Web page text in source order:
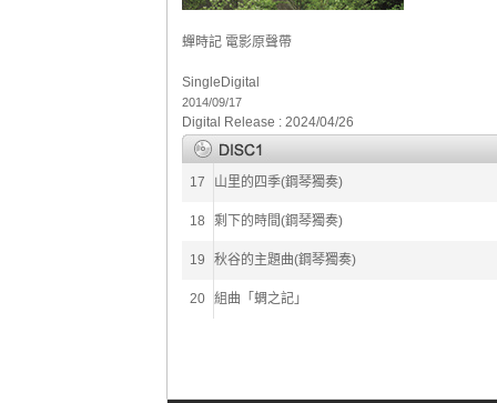
蟬時記 電影原聲帶
Single Digital
2014/09/17
Digital Release : 2024/04/26
17 山里的四季(鋼琴獨奏)
18 剩下的時間(鋼琴獨奏)
19 秋谷的主題曲(鋼琴獨奏)
20 組曲「蜩之記」